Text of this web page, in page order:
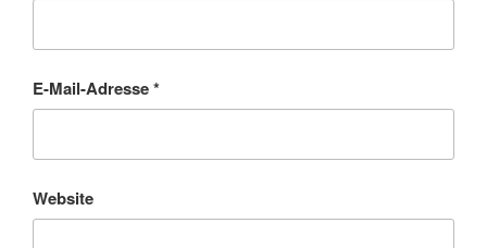
E-Mail-Adresse*
Website